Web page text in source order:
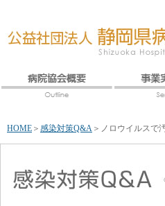
HOME ＞ 感染対策Q&A ＞ ノロウイルスで